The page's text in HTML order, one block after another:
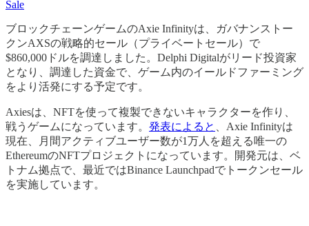
Sale
ブロックチェーンゲームのAxie Infinityは、ガバナンストー
クンAXSの戦略的セール（プライベートセール）で
$860,000ドルを調達しました。Delphi Digitalがリード投資家
となり、調達した資金で、ゲーム内のイールドファーミング
をより活発にする予定です。
Axiesは、NFTを使って複製できないキャラクターを作り、
戦うゲームになっています。 発表によると
、Axie Infinityは
現在、月間アクティブユーザー数が1万人を超える唯一の
EthereumのNFTプロジェクトになっています。開発元は、ベ
トナム拠点で、最近ではBinance Launchpadでトークンセール
を実施しています。